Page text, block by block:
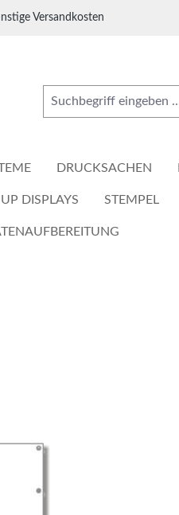
Versandkosten
DRUCKSACHEN
DISPLAYS STEMPEL